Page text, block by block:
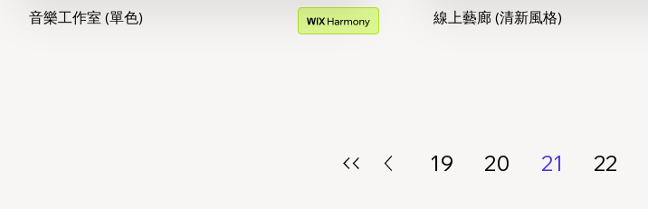
音樂工作室 (單色) 線上藝廊 (清新風格)
19 20 21 22